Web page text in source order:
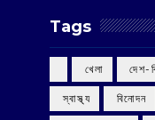
Tags
‌ খেলা দেশ-
‌ স্বাস্থ্য ‌ বিনোদন